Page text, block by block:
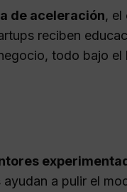
de aceleración, el
reciben
todo bajo
a pulir el